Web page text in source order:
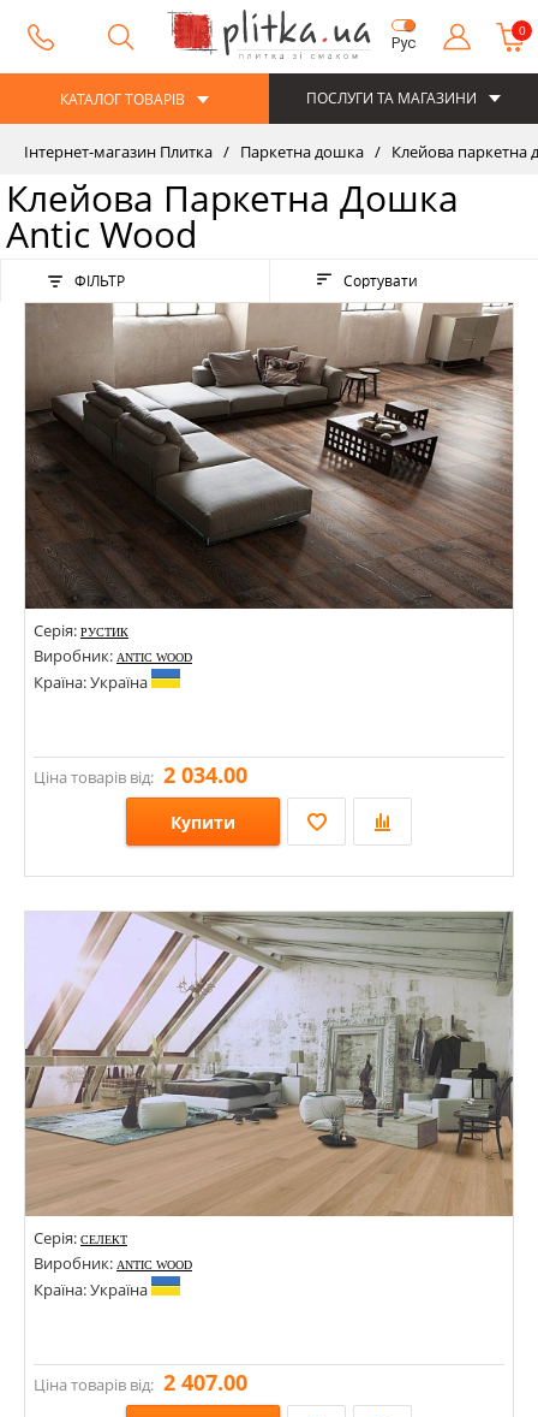
Рус
0
КАТАЛОГ ТОВАРІВ ПОСЛУГИ ТА МАГАЗИНИ
Інтернет-магазин Плитка Паркетна дошка Клейова паркетна
Клейова Паркетна Дошка
Antic Wood
ФІЛЬТР Сортувати
Серія: РУСТИК
Виробник: ANTIC WOOD
Країна: Україна
Ціна товарів від: 2 034.00
Купити
Розміри: 500-1500х120х13; 500-1500х140х13; 500-1500х160х13; 500-1500х180х13;
Стилі:
Кольори:
Серія: СЕЛЕКТ
Виробник: ANTIC WOOD
Країна: Україна
Ціна товарів від: 2 407.00